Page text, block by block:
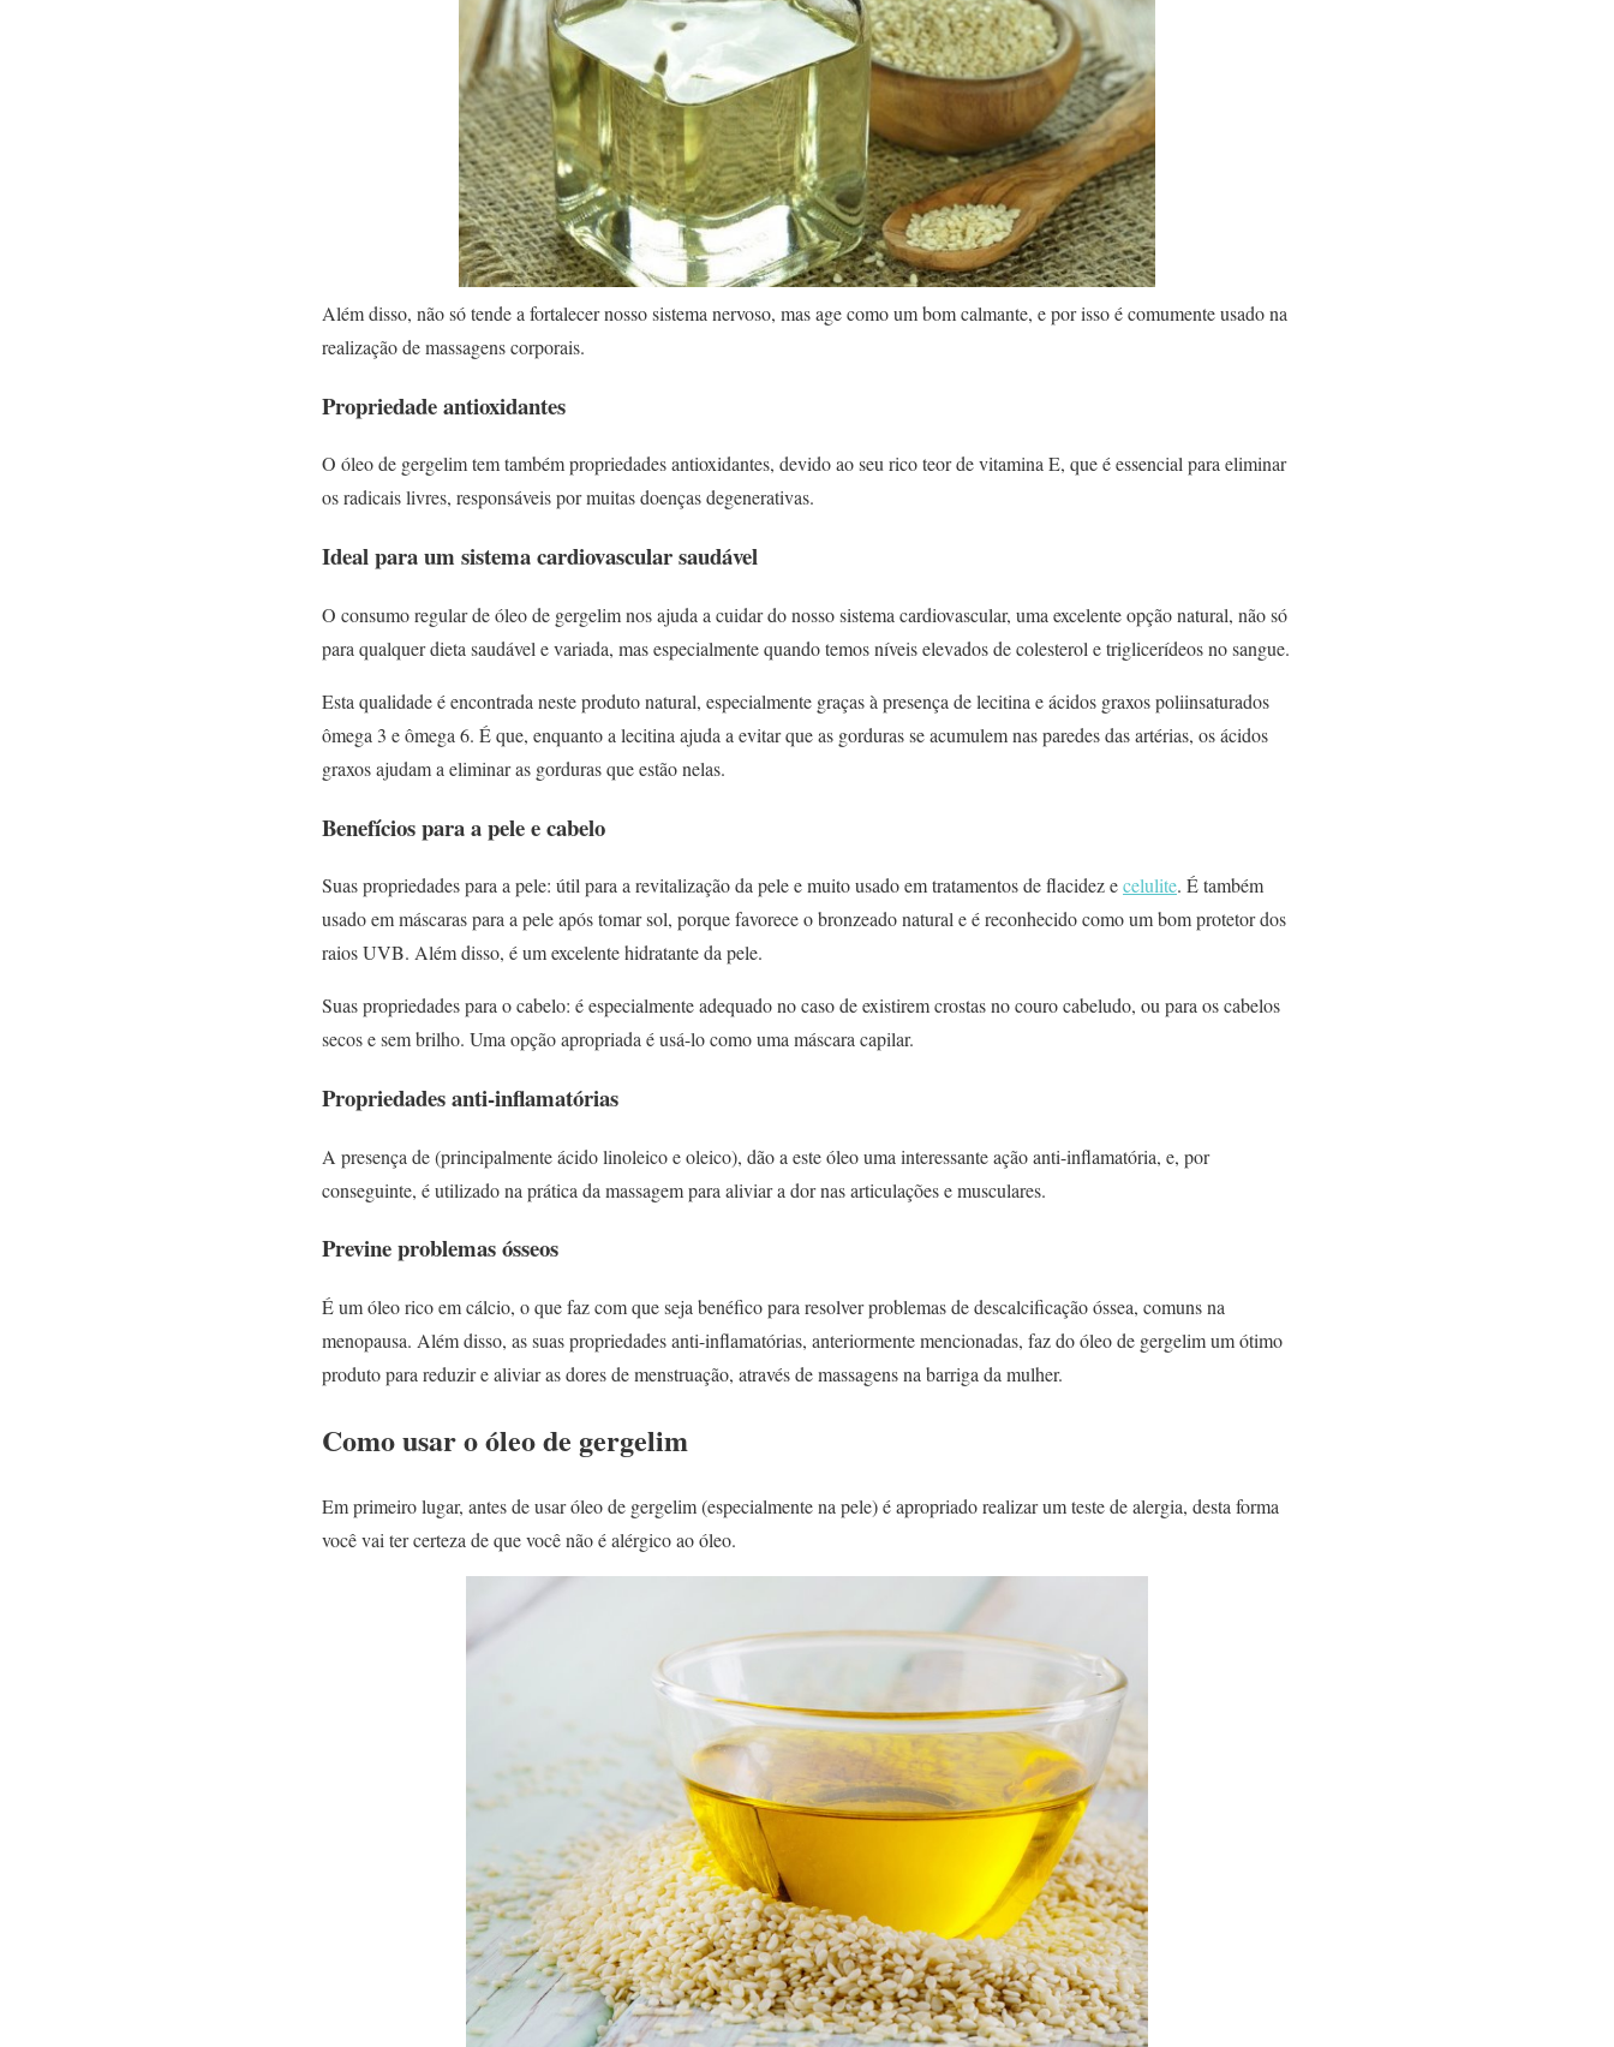
Além disso, não só tende a fortalecer nosso sistema nervoso, mas age como um bom calmante, e por isso é comumente usado na
realização de massagens corporais.
Propriedade antioxidantes
O óleo de gergelim tem também propriedades antioxidantes, devido ao seu rico teor de vitamina E, que é essencial para eliminar
os radicais livres, responsáveis por muitas doenças degenerativas.
Ideal para um sistema cardiovascular saudável
O consumo regular de óleo de gergelim nos ajuda a cuidar do nosso sistema cardiovascular, uma excelente opção natural, não só
para qualquer dieta saudável e variada, mas especialmente quando temos níveis elevados de colesterol e triglicerídeos no sangue.
Esta qualidade é encontrada neste produto natural, especialmente graças à presença de lecitina e ácidos graxos poliinsaturados
ômega 3 e ômega 6. É que, enquanto a lecitina ajuda a evitar que as gorduras se acumulem nas paredes das artérias, os ácidos
graxos ajudam a eliminar as gorduras que estão nelas.
Benefícios para a pele e cabelo
Suas propriedades para a pele: útil para a revitalização da pele e muito usado em tratamentos de flacidez ecelulite. É também
usado em máscaras para a pele após tomar sol, porque favorece o bronzeado natural e é reconhecido como um bom protetor dos
raios UVB. Além disso, é um excelente hidratante da pele.
Suas propriedades para o cabelo: é especialmente adequado no caso de existirem crostas no couro cabeludo, ou para os cabelos
secos e sem brilho. Uma opção apropriada é usá-lo como uma máscara capilar.
Propriedades anti-inflamatórias
A presença de (principalmente ácido linoleico e oleico), dão a este óleo uma interessante ação anti-inflamatória, e, por
conseguinte, é utilizado na prática da massagem para aliviar a dor nas articulações e musculares.
Previne problemas ósseos
É um óleo rico em cálcio, o que faz com que seja benéfico para resolver problemas de descalcificação óssea, comuns na
menopausa. Além disso, as suas propriedades anti-inflamatórias, anteriormente mencionadas, faz do óleo de gergelim um ótimo
produto para reduzir e aliviar as dores de menstruação, através de massagens na barriga da mulher.
Como usar o óleo de gergelim
Em primeiro lugar, antes de usar óleo de gergelim (especialmente na pele) é apropriado realizar um teste de alergia, desta forma
você vai ter certeza de que você não é alérgico ao óleo.